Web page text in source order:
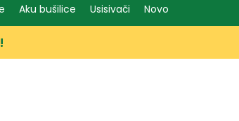
Aku bušilice Usisivači Novo
!